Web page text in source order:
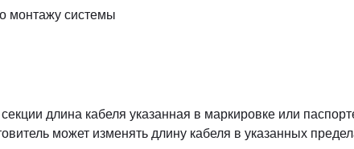
монтажу системы
секции длина кабеля указанная в маркировке или
может изменять длину кабеля в указанных